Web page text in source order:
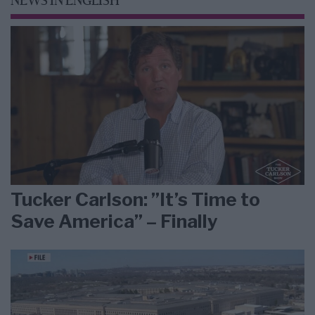
Tucker Carlson: ”It’s Time to
Save America” – Finally